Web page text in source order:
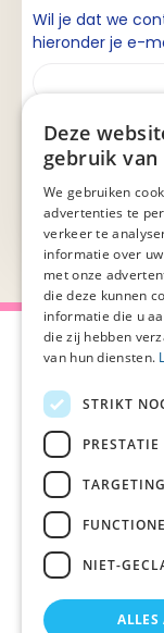
Wil je dat we
hieronder je e-
Ik ga akkoord
aan de pagina).
Over Palliaweb
Over PZNL
Pers
Vacatures
Webshop
Deze
gebruik van
We gebruiken
advertenties te
verkeer te
informatie over
met onze
die deze kunnen
informatie die u
die zij hebben
van hun diensten.
STRIKT
PRESTATIE
TARGETING
NIET-
ALLES